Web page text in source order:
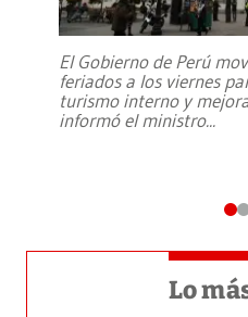
El Gobierno de Perú
feriados a los viernes
turismo interno y
informó el ministro...
Lo